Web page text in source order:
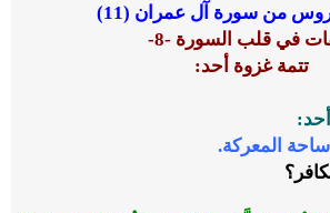
من سورة آل عمران (11)
في قلب السورة -8-
تتمة غزوة أحد:
المعركة.